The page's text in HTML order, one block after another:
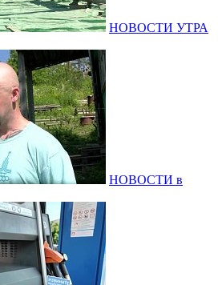
НОВОСТИ УТРА
НОВОСТИ в